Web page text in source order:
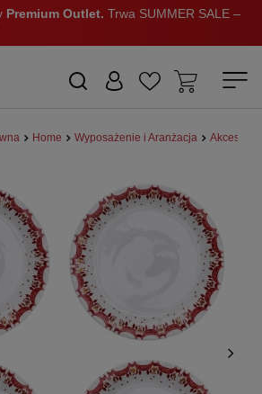
Premium Outlet. Trwa SUMMER SALE –
Home Wyposażenie i Aranżacja Akcesoria